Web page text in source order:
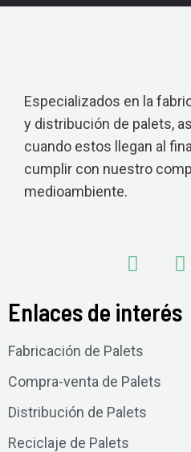
Especializados en la
y distribución de palets,
cuando estos llegan al
cumplir con nuestro
medioambiente.
Enlaces de interés
Fabricación de Palets
Compra-venta de Palets
Distribución de Palets
Reciclaje de Palets